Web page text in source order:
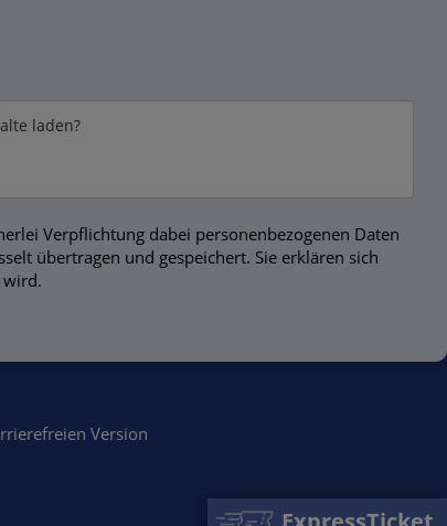
laden?
Verpflichtung dabei personenbezogenen Daten
übertragen und gespeichert. Sie erklären sich
wird.
Version